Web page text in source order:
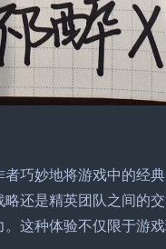
巧妙地将游戏中的经
还是精英团队之间的
这种体验不仅限于游